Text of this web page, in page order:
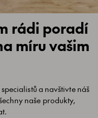
rádi poradí
míru vašim
a navštivte náš
naše produkty,